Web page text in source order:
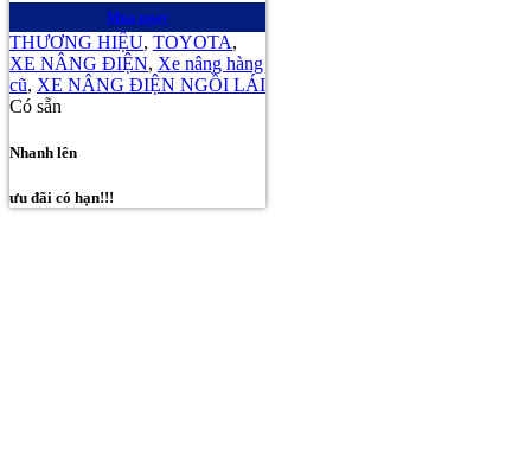
Mua ngay
THƯƠNG HIỆU, TOYOTA,
XE NÂNG ĐIỆN, Xe nâng hàng
cũ, XE NÂNG ĐIỆN NGỒI LÁI
Có sẵn
Nhanh lên
ưu đãi có hạn!!!